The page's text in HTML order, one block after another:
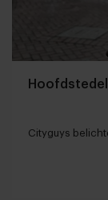
Cityguys